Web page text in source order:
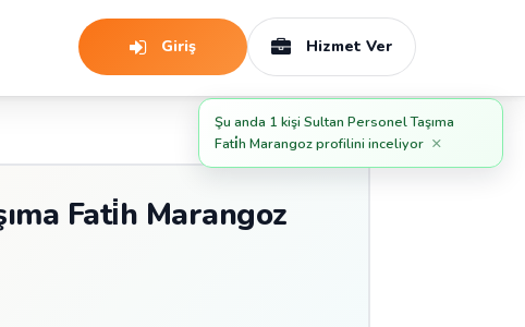
Giriş Hizmet Ver
Şu anda 1 kişi Sultan Personel Taşıma
Fati̇h Marangoz profilini inceliyor ×
Fati̇h Marangoz